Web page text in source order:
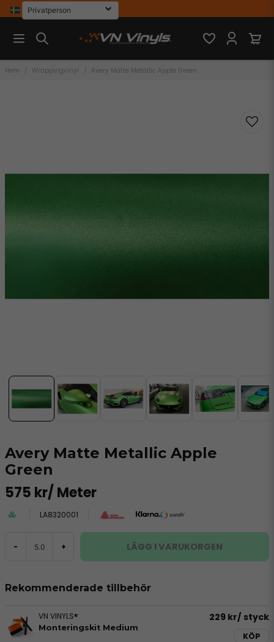
Hem Wrappingvinyl Avery Matte Metallic Apple Green
Avery Matte Metallic Apple
Green
575 kr/ Meter
LA8320001
- + LÄGG I VARUKORGEN
Rekommenderade tillbehör
VN VINYLS®
Monteringskit Medium
229 kr/ styck
KÖP